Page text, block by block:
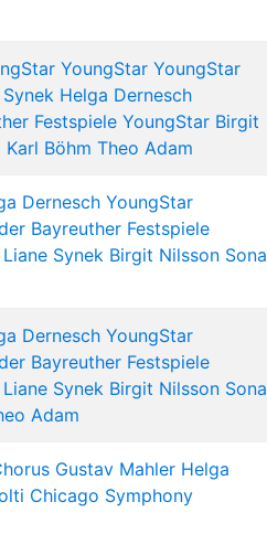
YoungStar YoungStar
Helga Dernesch
Festspiele YoungStar Birgit
Karl Böhm Theo Adam
Dernesch YoungStar
Bayreuther Festspiele
Liane Synek Birgit Nilsson Sona
Dernesch YoungStar
Bayreuther Festspiele
Liane Synek Birgit Nilsson Sona
Adam
Gustav Mahler Helga
Chicago Symphony